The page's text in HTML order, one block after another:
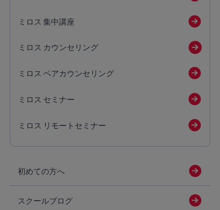
ミロス 集中講座
ミロス カウンセリング
ミロス ペアカウンセリング
ミロス セミナー
ミロス リモートセミナー
初めての方へ
スクールブログ